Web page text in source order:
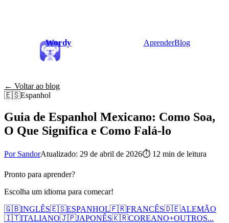
Wordy AprenderBlog
← Voltar ao blog
🇪🇸Espanhol
Guia de Espanhol Mexicano: Como Soa,
O Que Significa e Como Falá-lo
Por SandorAtualizado: 29 de abril de 2026⏱ 12 min de leitura
Pronto para aprender?
Escolha um idioma para comecar!
🇬🇧INGLÊS🇪🇸ESPANHOL🇫🇷FRANCÊS🇩🇪ALEMÃO
🇮🇹ITALIANO🇯🇵JAPONÊS🇰🇷COREANO+OUTROS...